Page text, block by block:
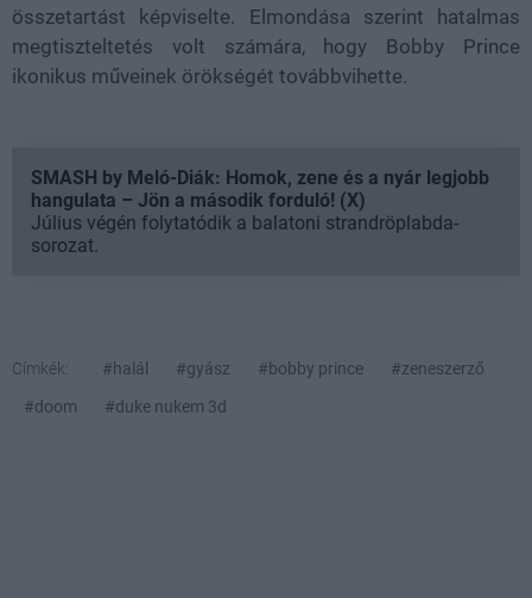
összetartást képviselte. Elmondása szerint hatalmas
megtiszteltetés volt számára, hogy Bobby Prince
ikonikus műveinek örökségét továbbvihette.
SMASH by Meló-Diák: Homok, zene és a nyár legjobb
hangulata – Jön a második forduló! (X)
Július végén folytatódik a balatoni strandröplabda-
sorozat.
Címkék: #halál #gyász #bobby prince
#zeneszerző
#doom
#duke nukem 3d